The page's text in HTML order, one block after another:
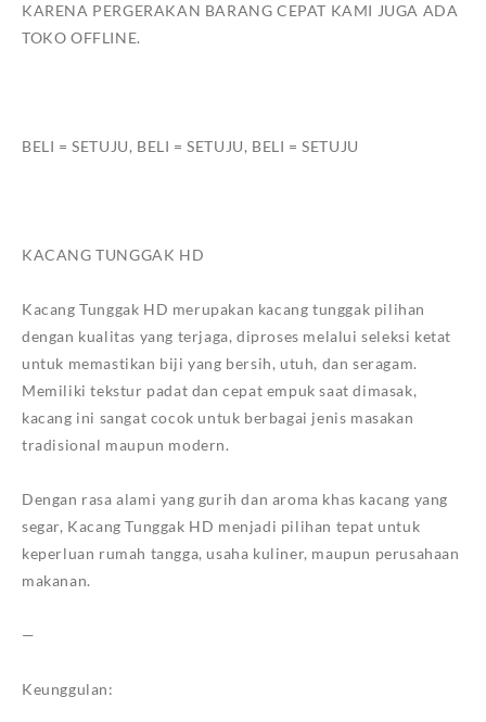
KARENA PERGERAKAN BARANG CEPAT KAMI JUGA ADA
TOKO OFFLINE.
BELI = SETUJU, BELI = SETUJU, BELI = SETUJU
KACANG TUNGGAK HD
Kacang Tunggak HD merupakan kacang tunggak pilihan
dengan kualitas yang terjaga, diproses melalui seleksi ketat
untuk memastikan biji yang bersih, utuh, dan seragam.
Memiliki tekstur padat dan cepat empuk saat dimasak,
kacang ini sangat cocok untuk berbagai jenis masakan
tradisional maupun modern.
Dengan rasa alami yang gurih dan aroma khas kacang yang
segar, Kacang Tunggak HD menjadi pilihan tepat untuk
keperluan rumah tangga, usaha kuliner, maupun perusahaan
makanan.
—
Keunggulan: